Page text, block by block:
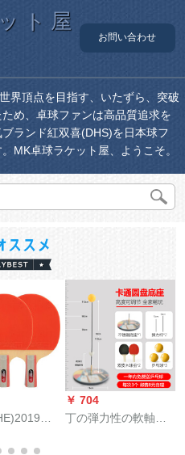
ト屋
お問い合わせ
界頂点を目指す、いたずら、突破
め、卓球ファンは高品質追求を
ランド紅双喜(DHS)を日本球フ
MK卓球ラケット屋、ようこそ。
新
￥ 704
丁の弾力性の軟軸の